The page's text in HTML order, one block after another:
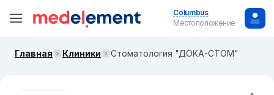
Columbus
Местоположение
Главная Клиники Стоматология "ДОКА-СТОМ"